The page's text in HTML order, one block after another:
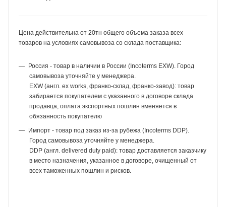
Цена действительна от 20тн общего объема заказа всех
товаров на условиях самовывоза со склада поставщика:
Россия - товар в наличии в России (Incoterms EXW). Город
самовывоза уточняйте у менеджера.
EXW (англ. ex works, франко-склад, франко-завод): товар
забирается покупателем с указанного в договоре склада
продавца, оплата экспортных пошлин вменяется в
обязанность покупателю
Импорт - товар под заказ из-за рубежа (Incoterms DDP).
Город самовывоза уточняйте у менеджера.
DDP (англ. delivered duty paid): товар доставляется заказчику
в место назначения, указанное в договоре, очищенный от
всех таможенных пошлин и рисков.